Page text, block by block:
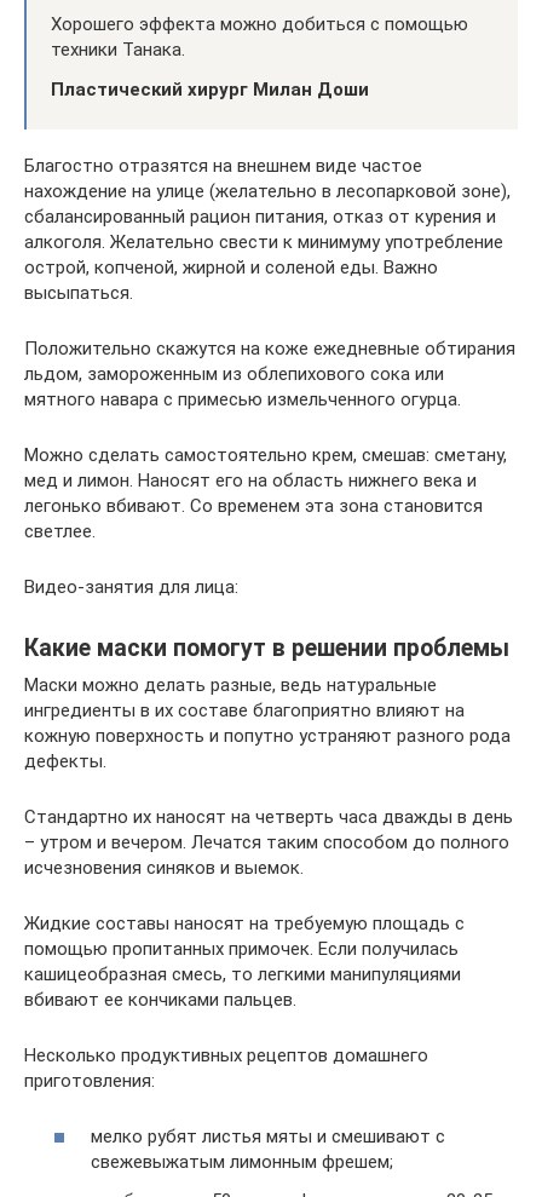
Хорошего эффекта можно добиться с помощью
техники Танака.
Пластический хирург Милан Доши
Благостно отразятся на внешнем виде частое
нахождение на улице (желательно в лесопарковой зоне),
сбалансированный рацион питания, отказ от курения и
алкоголя. Желательно свести к минимуму употребление
острой, копченой, жирной и соленой еды. Важно
высыпаться.
Положительно скажутся на коже ежедневные обтирания
льдом, замороженным из облепихового сока или
мятного навара с примесью измельченного огурца.
Можно сделать самостоятельно крем, смешав: сметану,
мед и лимон. Наносят его на область нижнего века и
легонько вбивают. Со временем эта зона становится
светлее.
Видео-занятия для лица:
Какие маски помогут в решении проблемы
Маски можно делать разные, ведь натуральные
ингредиенты в их составе благоприятно влияют на
кожную поверхность и попутно устраняют разного рода
дефекты.
Стандартно их наносят на четверть часа дважды в день
– утром и вечером. Лечатся таким способом до полного
исчезновения синяков и выемок.
Жидкие составы наносят на требуемую площадь с
помощью пропитанных примочек. Если получилась
кашицеобразная смесь, то легкими манипуляциями
вбивают ее кончиками пальцев.
Несколько продуктивных рецептов домашнего
приготовления:
мелко рубят листья мяты и смешивают с
свежевыжатым лимонным фрешем;